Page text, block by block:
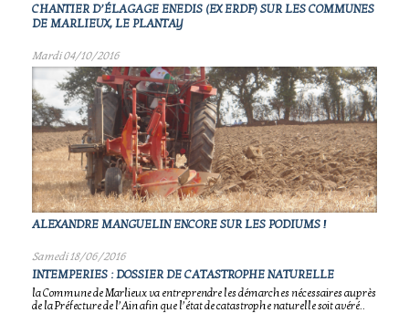
CHANTIER D’ÉLAGAGE ENEDIS (EX ERDF) SUR LES COMMUNES
DE MARLIEUX, LE PLANTAY
Mardi 04/10/2016
ALEXANDRE MANGUELIN ENCORE SUR LES PODIUMS !
Samedi 18/06/2016
INTEMPERIES : DOSSIER DE CATASTROPHE NATURELLE
la Commune de Marlieux va entreprendre les démarches nécessaires auprès
de la Préfecture de l’Ain afin que l’état de catastrophe naturelle soit avéré..